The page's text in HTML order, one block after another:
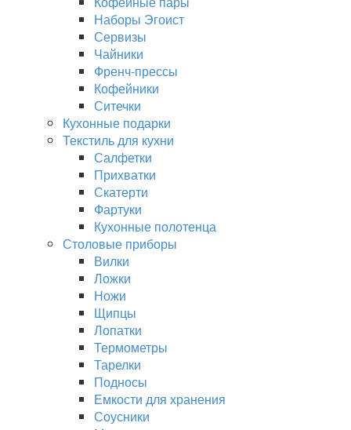
Наборы Эгоист
Сервизы
Чайники
Френч-прессы
Кофейники
Ситечки
Кухонные подарки
Текстиль для кухни
Салфетки
Прихватки
Скатерти
Фартуки
Кухонные полотенца
Столовые приборы
Вилки
Ложки
Ножи
Щипцы
Лопатки
Термометры
Тарелки
Подносы
Емкости для хранения
Соусники